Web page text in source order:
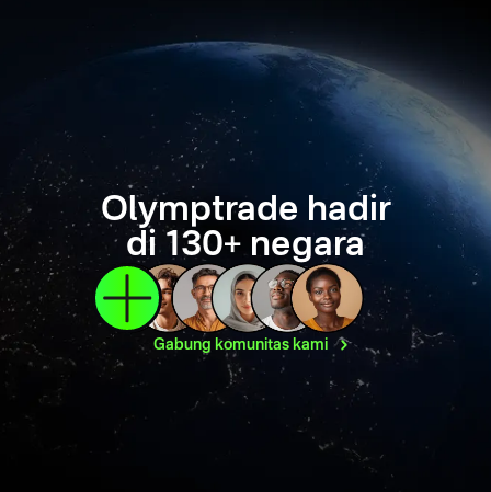
Olymptrade hadir
di 130+ negara
Gabung komunitas kami